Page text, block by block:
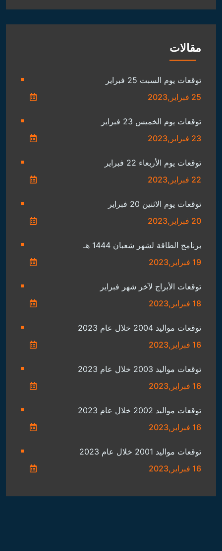
مقالات
توقعات يوم السبت 25 فبراير
25 فبراير,2023
توقعات يوم الخميس 23 فبراير
23 فبراير,2023
توقعات يوم الأربعاء 22 فبراير
22 فبراير,2023
توقعات يوم الاثنين 20 فبراير
20 فبراير,2023
برنامج الطاقة لشهر شعبان 1444 هـ
19 فبراير,2023
توقعات الأبراج لآخر شهر فبراير
18 فبراير,2023
توقعات مواليد 2004 خلال عام 2023
16 فبراير,2023
توقعات مواليد 2003 خلال عام 2023
16 فبراير,2023
توقعات مواليد 2002 خلال عام 2023
16 فبراير,2023
توقعات مواليد 2001 خلال عام 2023
16 فبراير,2023